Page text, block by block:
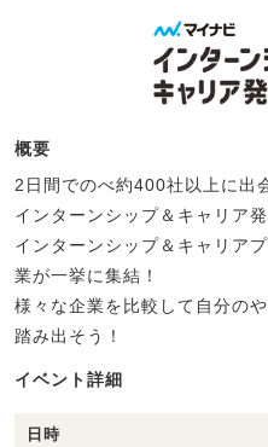
概要
2日間でのべ約400社以上に出
インターンシップ＆キャリア
インターンシップ＆キャリア
業が一挙に集結！
様々な企業を比較して自分の
踏み出そう！
イベント詳細
日時